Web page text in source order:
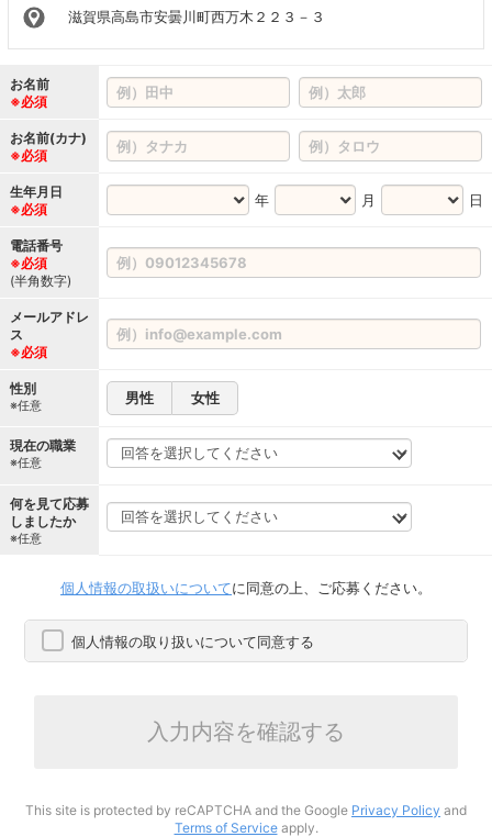
滋賀県高島市安曇川町西万木２２３－３
お名前
※必須
お名前(カナ)
※必須
生年月日
※必須
年 月 日
電話番号
※必須
(半角数字)
メールアドレ
ス
※必須
性別
※任意 男性 女性
現在の職業
※任意
何を見て応募
しましたか
※任意
個人情報の取扱いについてに同意の上、ご応募ください。
個人情報の取り扱いについて同意する
入力内容を確認する
This site is protected by reCAPTCHA and the Google Privacy Policy and
Terms of Serviceapply.